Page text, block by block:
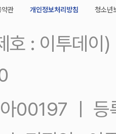
약관 개인정보처리방침 청소년
호 : 이투데
아00197 ㅣ